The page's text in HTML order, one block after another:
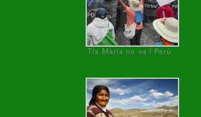
Tía María no va ! Perú